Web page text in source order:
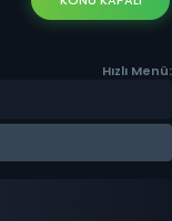
Hızlı Menü: